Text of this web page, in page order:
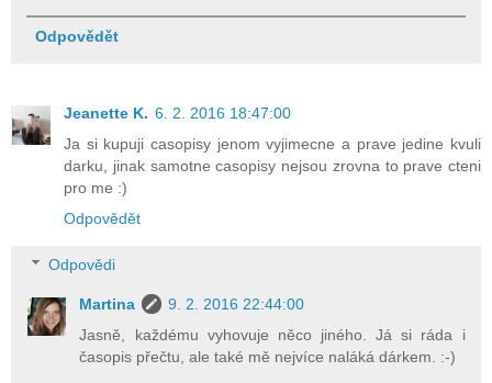
Odpovědět
Jeanette K. 6. 2. 2016 18:47:00
Ja si kupuji casopisy jenom vyjimecne a prave jedine kvuli
darku, jinak samotne casopisy nejsou zrovna to prave cteni
pro me :)
Odpovědět
Odpovědi
Martina
9. 2. 2016 22:44:00
Jasně, každému vyhovuje něco jiného. Já si ráda i
časopis přečtu, ale také mě nejvíce naláká dárkem. :-)